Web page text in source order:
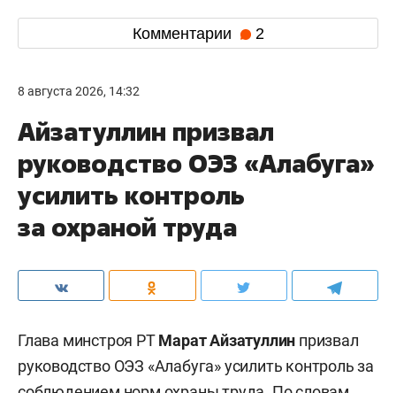
Комментарии 2
8 августа 2026, 14:32
Айзатуллин призвал
руководство ОЭЗ «Алабуга»
усилить контроль
за охраной труда
Глава минстроя РТМарат Айзатуллин призвал
руководство ОЭЗ «Алабуга» усилить контроль за